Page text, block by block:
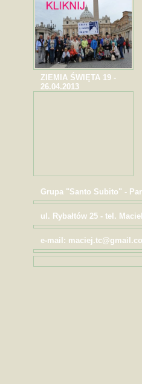
ZIEMIA ŚWIĘTA 19 -
26.04.2013
Grupa "Santo Subito" -
ul. Rybałtów 25 - tel.
e-mail: